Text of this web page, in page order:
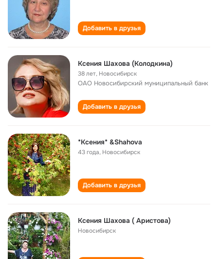
Добавить в друзья
Ксения Шахова (Колодкина)
38 лет, Новосибирск
ОАО Новосибирский муниципальный банк
Добавить в друзья
*Ксения* &Shahova
43 года, Новосибирск
Добавить в друзья
Ксения Шахова ( Аристова)
Новосибирск